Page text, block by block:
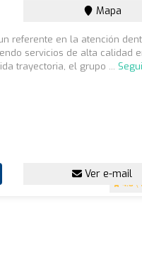
4.8
Mapa
referente en la atención
servicios de alta calidad
trayectoria, el grupo ...
Ver e-mail